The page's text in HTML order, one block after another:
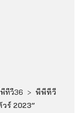
ทีวี36 > พีพีทีวี
วร์ 2023”